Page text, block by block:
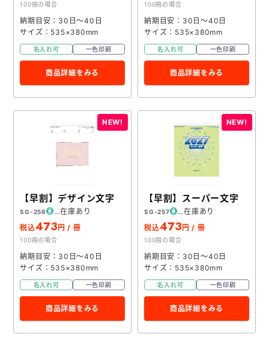
100冊の場合
納期目安：30日～40日
サイズ：535×380mm
名入れ可 一色印刷
商品詳細をみる
100冊の場合
納期目安：30日～40日
サイズ：535×380mm
名入れ可 一色印刷
商品詳細をみる
【早割】デザイン文字
SG-256
在庫あり
税込473 円 / 冊
100冊の場合
納期目安：30日～40日
サイズ：535×380mm
名入れ可 一色印刷
商品詳細をみる
【早割】スーパー文字
SG-257
在庫あり
税込473 円 / 冊
100冊の場合
納期目安：30日～40日
サイズ：535×380mm
名入れ可 一色印刷
商品詳細をみる